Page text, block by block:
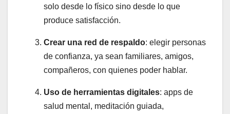
solo desde lo físico sino desde lo que
produce satisfacción.
Crear una red de respaldo: elegir personas
de confianza, ya sean familiares, amigos,
compañeros, con quienes poder hablar.
Uso de herramientas digitales: apps de
salud mental, meditación guiada,